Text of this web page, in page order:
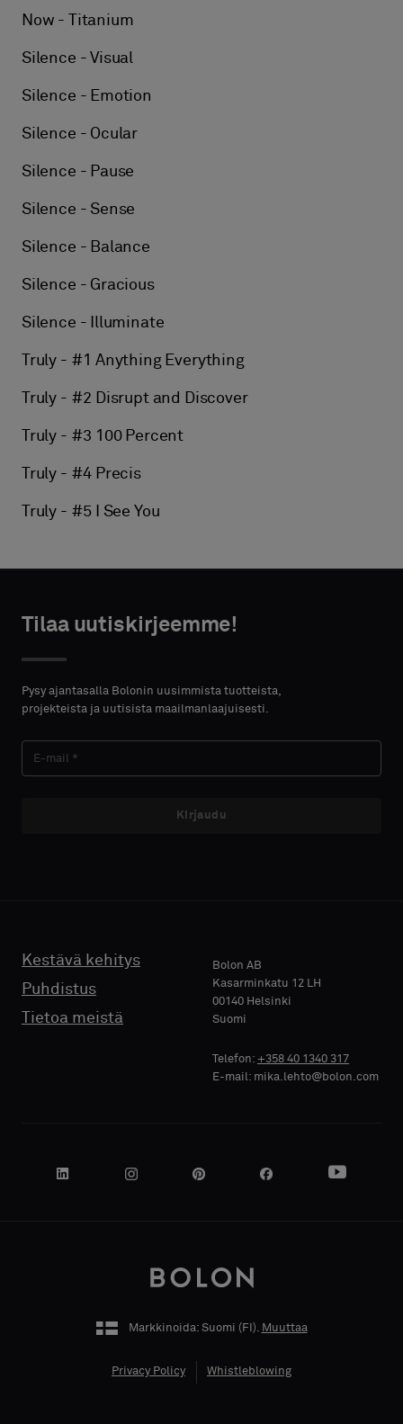
Now - Titanium
Silence - Visual
Silence - Emotion
Silence - Ocular
Silence - Pause
Silence - Sense
Silence - Balance
Silence - Gracious
Silence - Illuminate
Truly - #1 Anything Everything
Truly - #2 Disrupt and Discover
Truly - #3 100 Percent
Truly - #4 Precis
Truly - #5 I See You
Tilaa uutiskirjeemme!
Pysy ajantasalla Bolonin uusimmista tuotteista,
projekteista ja uutisista maailmanlaajuisesti.
Kirjaudu
Kestävä kehitys
Puhdistus
Tietoa meistä
Bolon AB
Kasarminkatu 12 LH
00140 Helsinki
Suomi
Telefon: +358 40 1340 317
E-mail: mika.lehto@bolon.com
Markkinoida: Suomi ( FI ). Muuttaa
Privacy Policy Whistleblowing